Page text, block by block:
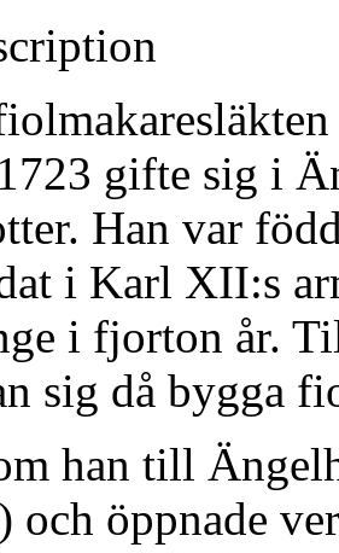
gifte sig i
Han var
i Karl XII:s
i fjorton år.
sig då bygga
han till
och öppnade